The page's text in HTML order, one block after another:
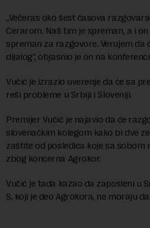
„Večeras oko šest časova
Cerarom. Naš tim je spreman, a i
spreman za razgovore. Verujem da
dijalog“, objasnio je on na
Vučić je izrazio uverenje da će sa
reši probleme u Srbiji i Sloveniji.
Premijer Vučić je najavio da će
slovenačkim kolegom kako bi dve
zaštite od posledica koje sa
zbog koncerna Agrokor.
Vučić je tada kazao da zaposleni u
S, koji je deo Agrokora, ne moraju